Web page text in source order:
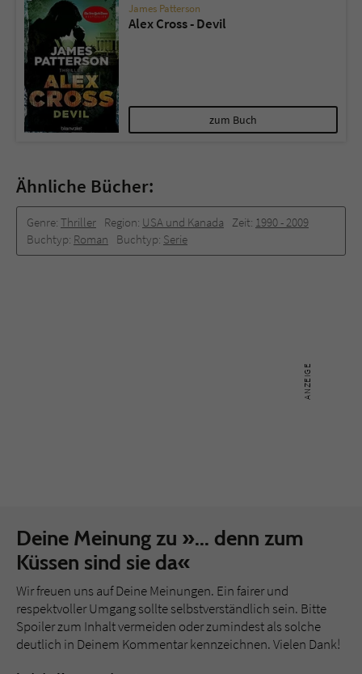
James Patterson
Alex Cross - Devil
zum Buch
Ähnliche Bücher:
Genre: Thriller Region: USA und Kanada Zeit: 1990 -­ 2009
Buchtyp: Roman Buchtyp: Serie
Deine Meinung zu »... denn zum
Küssen sind sie da«
Wir freuen uns auf Deine Meinungen. Ein fairer und
respektvoller Umgang sollte selbstverständlich sein. Bitte
Spoiler zum Inhalt vermeiden oder zumindest als solche
deutlich in Deinem Kommentar kennzeichnen. Vielen Dank!